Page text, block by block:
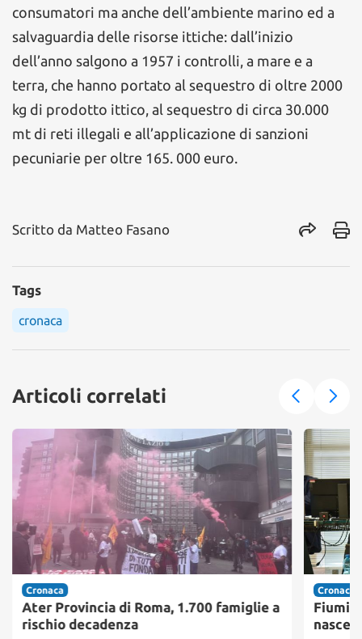
consumatori ma anche dell’ambiente marino ed a
salvaguardia delle risorse ittiche: dall’inizio
dell’anno salgono a 1957 i controlli, a mare e a
terra, che hanno portato al sequestro di oltre 2000
kg di prodotto ittico, al sequestro di circa 30.000
mt di reti illegali e all’applicazione di sanzioni
pecuniarie per oltre 165. 000 euro.
Scritto da Matteo Fasano
Tags
cronaca
Articoli correlati
Cronaca
Ater Provincia di Roma, 1.700 famiglie a
rischio decadenza
Cronaca
nasce